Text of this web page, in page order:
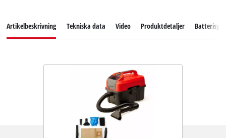
Artikelbeskrivning Tekniska data Video Produktdetaljer